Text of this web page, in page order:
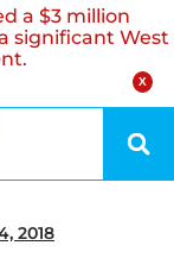
X
a $3 million
significant West
2018